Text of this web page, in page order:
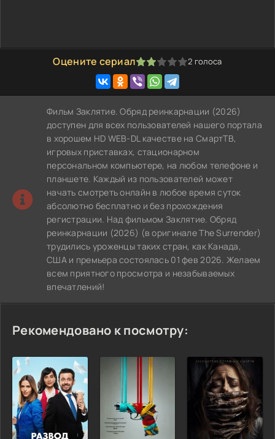
Оцените сериал
1 2 3 4 5 2 голоса
Фильм Заклятие. Обряд реинкарнации (2026)
доступен для всех пользователей нашего портала
в хорошем HD WEB-DL качестве на СмартТВ,
игровых приставках, стационарном
персональном компьютере, на любом телефоне и
планшете. Каждый из пользователей может
начать смотреть онлайн в любое время суток
абсолютно бесплатно и без прохождения
регистрации. Над фильмом Заклятие. Обряд
реинкарнации (2026) (в оригинале The Surrender)
трудились уроженцы таких стран, как Канада,
США и премьера состоялась 01 фев 2026. Желаем
всем приятного просмотра и незабываемых
впечатлений!
Рекомендовано к посмотру: